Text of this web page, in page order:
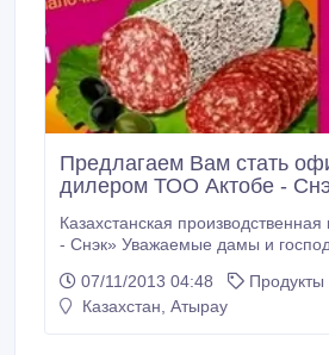
Предлагаем Вам стать
дилером ТОО Актобе -
Казахстанская
- Снэк» Уважаемые дамы и господа! ТОО «Актобе -
снэковой продукции под
торговой маркой «Вкусный миг».
07/11/2013 04:48
Продукты
Казахстан, Атырау